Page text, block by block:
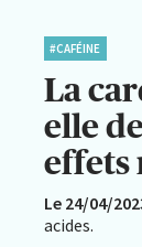
#CAFÉINE
La
elle
effets
Le 24/04/
acides.